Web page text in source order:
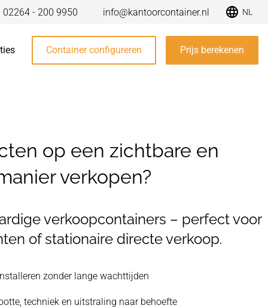
02264 - 200 9950 info@kantoorcontainer.nl NL
Container configureren Prijs berekenen
op een zichtbare en
verkopen?
verkoopcontainers – perfect voor
of stationaire directe verkoop.
zonder lange wachttijden
techniek en uitstraling naar behoefte